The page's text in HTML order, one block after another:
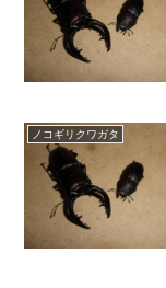
ノコギリクワガタ